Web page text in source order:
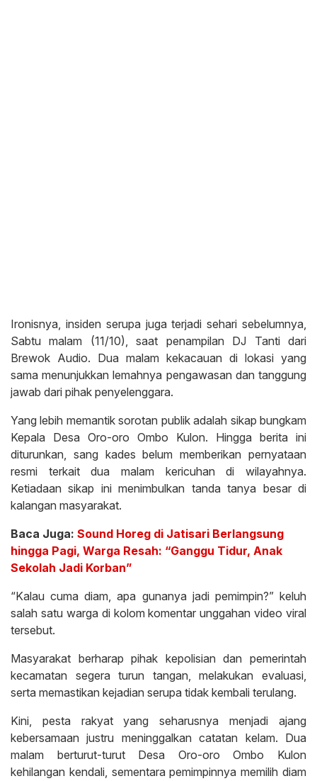
Ironisnya, insiden serupa juga terjadi sehari sebelumnya,
Sabtu malam (11/10), saat penampilan DJ Tanti dari
Brewok Audio. Dua malam kekacauan di lokasi yang
sama menunjukkan lemahnya pengawasan dan tanggung
jawab dari pihak penyelenggara.
Yang lebih memantik sorotan publik adalah sikap bungkam
Kepala Desa Oro-oro Ombo Kulon. Hingga berita ini
diturunkan, sang kades belum memberikan pernyataan
resmi terkait dua malam kericuhan di wilayahnya.
Ketiadaan sikap ini menimbulkan tanda tanya besar di
kalangan masyarakat.
Baca Juga: Sound Horeg di Jatisari Berlangsung
hingga Pagi, Warga Resah: “Ganggu Tidur, Anak
Sekolah Jadi Korban”
“Kalau cuma diam, apa gunanya jadi pemimpin?” keluh
salah satu warga di kolom komentar unggahan video viral
tersebut.
Masyarakat berharap pihak kepolisian dan pemerintah
kecamatan segera turun tangan, melakukan evaluasi,
serta memastikan kejadian serupa tidak kembali terulang.
Kini, pesta rakyat yang seharusnya menjadi ajang
kebersamaan justru meninggalkan catatan kelam. Dua
malam berturut-turut Desa Oro-oro Ombo Kulon
kehilangan kendali, sementara pemimpinnya memilih diam